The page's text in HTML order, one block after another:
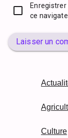
ce
Laisser un
Culture